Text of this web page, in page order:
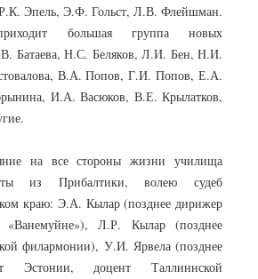
Р.К. Эпель, Э.Ф. Гольст, Л.В. Флейшман.
большая группа новых
Батаева, Н.С. Беляков, Л.И. Бен, Н.И.
В.А. Попов, Г.И. Попов, Е.А.
И.А. Васюков, В.Е. Крылатков,
на все стороны жизни училища
из Прибалтики, волею судеб
краю: Э.А. Кылар (позднее дирижер
«Ванемуйне»), Л.Р. Кылар (позднее
филармонии), У.И. Ярвела (позднее
Эстонии, доцент Таллиннской